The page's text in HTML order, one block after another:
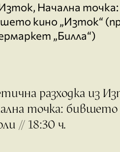
Начална точка:
кино „Изток“
„Билла“)
разходка из
точка: бившето
// 18:30 ч.